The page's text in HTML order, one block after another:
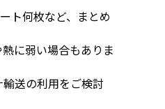
ト何枚など、まとめ
に弱い場合もありま
送の利用をご検討